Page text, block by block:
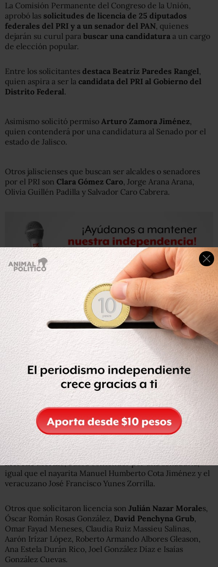
La Comisión Permanente del Congreso de la Unión,
aprobó las solicitudes de licencia de 25 diputados
federales del PRI y a un senador del PAN, quienes
dejarán su curul para buscar una candidatura a un cargo
de elección popular.
Entre los solicitantes destaca Beatriz Paredes Rangel,
quien aspira a ser la candidata del PRI al Gobierno del
Distrito Federal.
Asimismo solicitó permiso Arturo Zamora Jiménez,
quien contenderá por una candidatura al Senado por el
estado de Jalisco.
Otros jaliscienses que buscan ser alcaldes o senadores
por el PRI son Clara Gómez Caro, Jorge Arana Arana,
Olivia Guillén Padilla y Salvador Caro Cabrera.
Mientras Fernando Morales Martínez
buscará
contender por una senaduría por el estado de Puebla.
También van por un escaño en el Senado de la República,
la diputada neoleonésMarcela Guerra; el yucateco
Felipe Cervera Hernández, así como los oaxaqueños Sofía
Castro, Margarita Liborio Arrazola yEviel Pérez Magaña.
Asimismo, el legislador por Morelos, Francisco Alejandro
Moreno Merino, busca contender por una senaduría,
igual que el nayarita Manuel Humberto Cota Jiménez y el
veracuzano José Francisco Yunes Zorrilla.
Otros que solicitaron licencia son Julián Nazar Morales,
Óscar Román Rosas González, David Penchyna Grub
Omar Fayad Meneses, Claudia Ruiz Massieu Salinas,
Aarón Irízar López, Roberto Armando Albores Gleason,
Ana Estela Durán Rico, Joel González Díaz e Isaías
González Cuevas.